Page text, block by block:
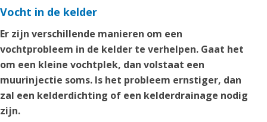
Vocht in de kelder
Er zijn verschillende manieren om een
vochtprobleem in de kelder te verhelpen. Gaat het
om een kleine vochtplek, dan volstaat een
muurinjectie soms. Is het probleem ernstiger, dan
zal een kelderdichting of een kelderdrainage nodig
zijn.